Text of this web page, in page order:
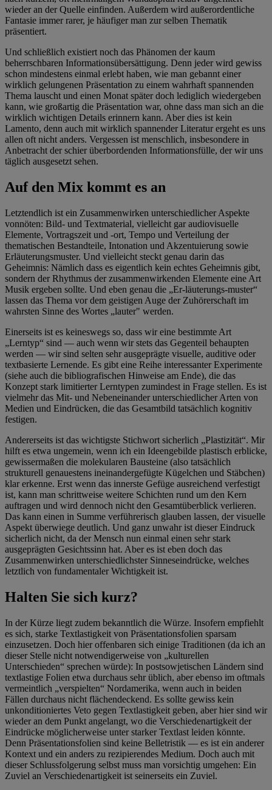
wieder an der Quelle einfinden. Außerdem wird außerordentliche
Fantasie immer rarer, je häufiger man zur selben Thematik
präsentiert.
Und schließlich existiert noch das Phänomen der kaum
beherrschbaren Informationsübersättigung. Denn jeder wird gewiss
schon mindestens einmal erlebt haben, wie man gebannt einer
wirklich gelungenen Präsentation zu einem wahrhaft spannenden
Thema lauscht und einen Monat später doch lediglich wiedergeben
kann, wie großartig die Präsentation war, ohne dass man sich an die
wirklich wichtigen Details erinnern kann. Aber dies ist kein
Lamento, denn auch mit wirklich spannender Literatur ergeht es uns
allen oft nicht anders. Vergessen ist menschlich, insbesondere in
Anbetracht der schier überbordenden Informationsfülle, der wir uns
täglich ausgesetzt sehen.
Auf den Mix kommt es an
Letztendlich ist ein Zusammenwirken unterschiedlicher Aspekte
vonnöten: Bild- und Textmaterial, vielleicht gar audiovisuelle
Elemente, Vortragszeit und -ort, Tempo und Verteilung der
thematischen Bestandteile, Intonation und Akzentuierung sowie
Erläuterungsmuster. Und vielleicht steckt genau darin das
Geheimnis: Nämlich dass es eigentlich kein echtes Geheimnis gibt,
sondern der Rhythmus der zusammenwirkenden Elemente eine Art
Musik ergeben sollte. Und eben genau die „Er-läuterungs-muster“
lassen das Thema vor dem geistigen Auge der Zuhörerschaft im
wahrsten Sinne des Wortes „lauter" werden.
Einerseits ist es keineswegs so, dass wir eine bestimmte Art
„Lerntyp“ sind — auch wenn wir stets das Gegenteil behaupten
werden — wir sind selten sehr ausgeprägte visuelle, auditive oder
textbasierte Lernende. Es gibt eine Reihe interessanter Experimente
(siehe auch die bibliografischen Hinweise am Ende), die das
Konzept stark limitierter Lerntypen zumindest in Frage stellen. Es ist
vielmehr das Mit- und Nebeneinander unterschiedlicher Arten von
Medien und Eindrücken, die das Gesamtbild tatsächlich kognitiv
festigen.
Andererseits ist das wichtigste Stichwort sicherlich „Plastizität“. Mir
hilft es etwa ungemein, wenn ich ein Ideengebilde plastisch erblicke,
gewissermaßen die molekularen Bausteine (also tatsächlich
strukturell genauestens ineinandergefügte Kügelchen und Stäbchen)
klar erkenne. Erst wenn das innerste Gefüge ausreichend verfestigt
ist, kann man schrittweise weitere Schichten rund um den Kern
auftragen und wird dennoch nicht den Gesamtüberblick verlieren.
Das kann einen in Summe verführerisch glauben lassen, der visuelle
Aspekt überwiege deutlich. Und ganz unwahr ist dieser Eindruck
sicherlich nicht, da der Mensch nun einmal einen sehr stark
ausgeprägten Gesichtssinn hat. Aber es ist eben doch das
Zusammenwirken unterschiedlichster Sinneseindrücke, welches
letztlich von fundamentaler Wichtigkeit ist.
Halten Sie sich kurz?
In der Kürze liegt zudem bekanntlich die Würze. Insofern empfiehlt
es sich, starke Textlastigkeit von Präsentationsfolien sparsam
einzusetzen. Doch hier offenbaren sich einige Traditionen (da ich an
dieser Stelle nicht notwendigerweise von „kulturellen
Unterschieden“ sprechen würde): In postsowjetischen Ländern sind
textlastige Folien etwa durchaus sehr üblich, aber ebenso im oftmals
vermeintlich „verspielten“ Nordamerika, wenn auch in beiden
Fällen durchaus nicht flächendeckend. Es sollte gewiss kein
unkonditioniertes Veto gegen Textlastigkeit geben, aber hier sind wir
wieder an dem Punkt angelangt, wo die Verschiedenartigkeit der
Eindrücke möglicherweise unter starker Textlast leiden könnte.
Denn Präsentationsfolien sind keine Belletristik — es ist ein anderer
Kontext und ein anders zu rezipierendes Medium. Doch auch mit
dieser Schlussfolgerung selbst muss man vorsichtig umgehen: Ein
Zuviel an Verschiedenartigkeit ist seinerseits ein Zuviel.